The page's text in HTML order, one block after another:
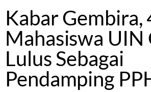
Kabar Gembira,
Mahasiswa UIN
Lulus Sebagai
Pendamping